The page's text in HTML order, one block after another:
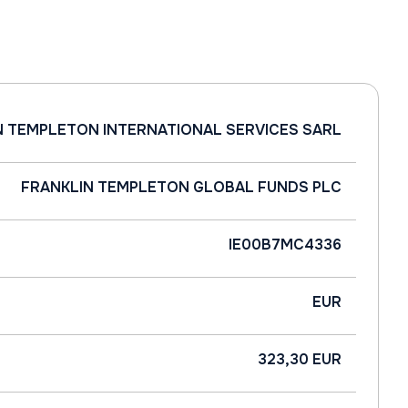
TEMPLETON INTERNATIONAL SERVICES SARL
FRANKLIN TEMPLETON GLOBAL FUNDS PLC
IE00B7MC4336
EUR
323,30 EUR